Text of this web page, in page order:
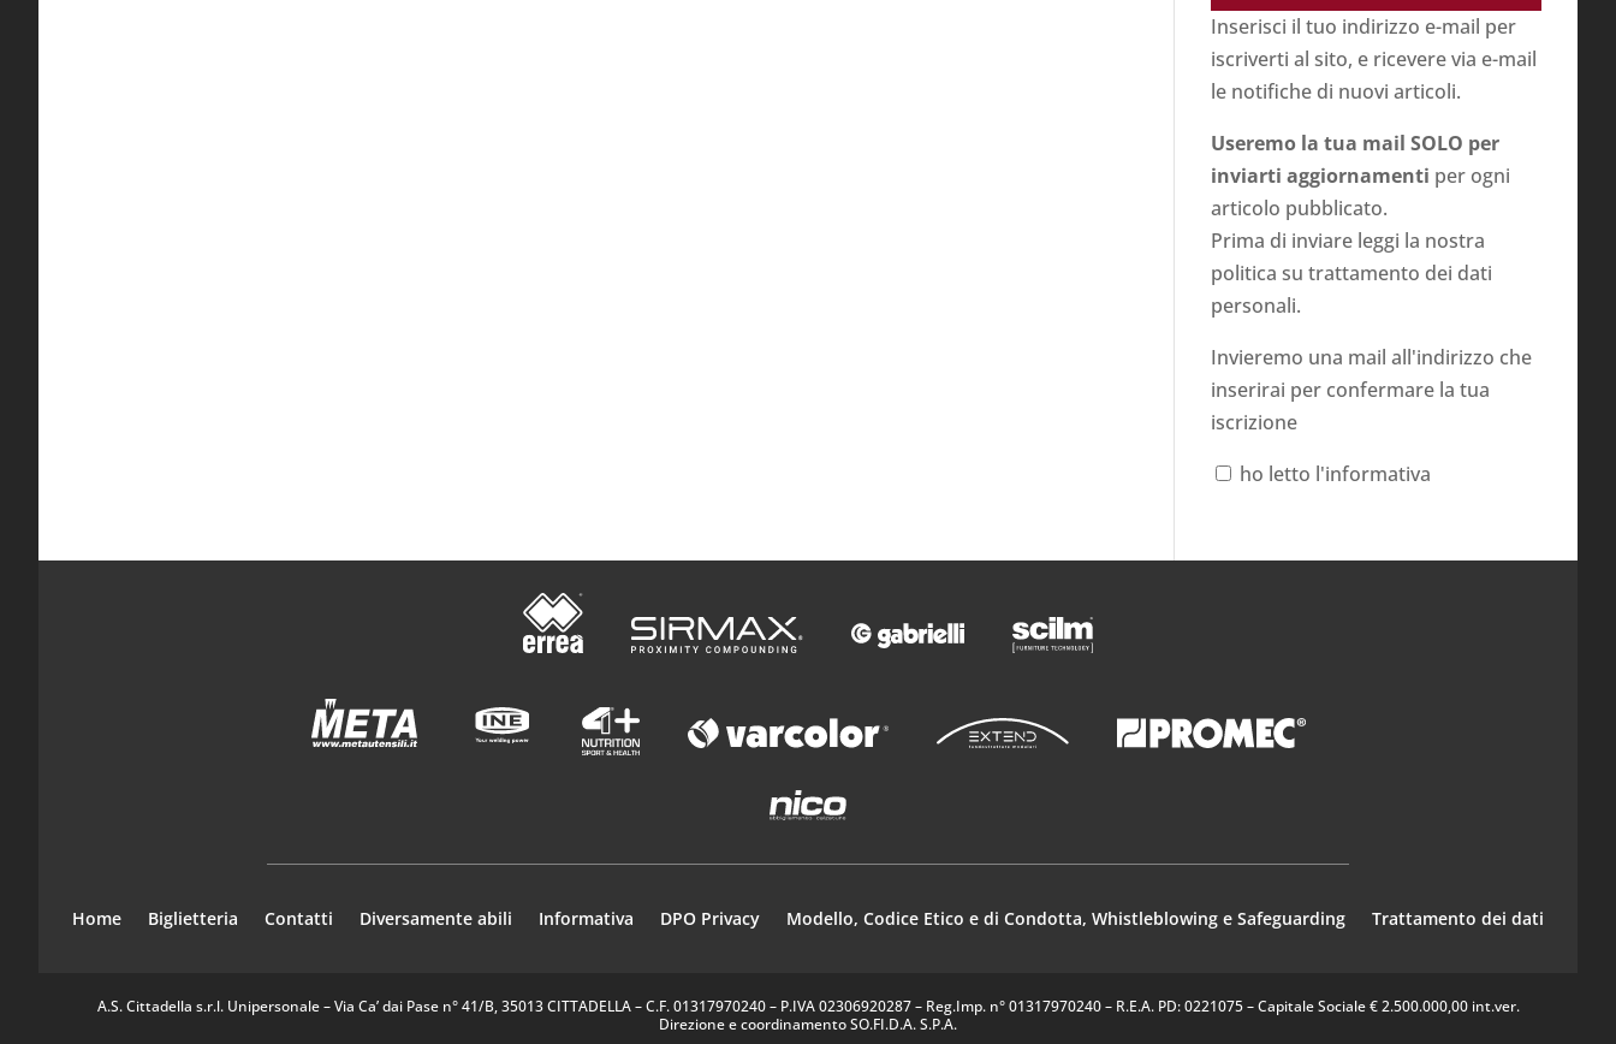
Inserisci il tuo indirizzo e-mail per
iscriverti al sito, e ricevere via e-mail
le notifiche di nuovi articoli.
Useremo la tua mail SOLO per
inviarti aggiornamenti per ogni
articolo pubblicato.
Prima di inviare leggi la nostra
politica su trattamento dei dati
personali.
Invieremo una mail all'indirizzo che
inserirai per confermare la tua
iscrizione
ho letto l'informativa
Home Biglietteria Contatti Diversamente abili Informativa DPO Privacy Modello, Codice Etico e di Condotta, Whistleblowing e Safeguarding Trattamento dei dati
A.S. Cittadella s.r.l. Unipersonale – Via Ca’ dai Pase n° 41/B, 35013 CITTADELLA – C.F. 01317970240 – P.IVA 02306920287 – Reg.Imp. n° 01317970240 – R.E.A. PD: 0221075 – Capitale Sociale € 2.500.000,00 int.ver.
Direzione e coordinamento SO.FI.D.A. S.P.A.